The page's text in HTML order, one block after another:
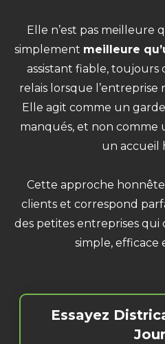
Elle n’est pas meilleure
simplement meilleure
assistant fiable, toujours
relais lorsque
Elle agit comme un
manqués, et non
un accueil
Cette approche
clients et correspond
des petites entreprises
simple, efficace
Essayez